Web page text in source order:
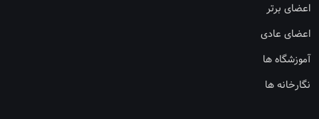
اعضای برتر
اعضای عادی
آموزشگاه ها
نگارخانه ها